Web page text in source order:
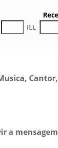
TEL.
a mensagem